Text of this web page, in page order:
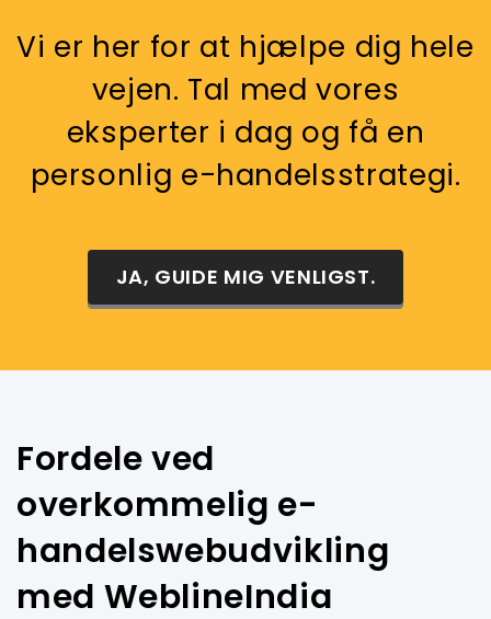
Vi er her for at hjælpe dig hele
vejen. Tal med vores
eksperter i dag og få en
personlig e-handelsstrategi.
JA, GUIDE MIG VENLIGST.
Fordele ved
overkommelig e-
handelswebudvikling
med WeblineIndia